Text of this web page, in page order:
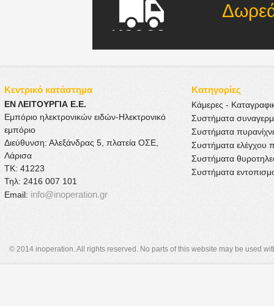
Δωρεάν
ποσού
Κεντρικό κατάστημα Κατηγορίες
ΕΝ ΛΕΙΤΟΥΡΓΙΑ Ε.Ε.
Εμπόριο ηλεκτρονικών ειδών-Ηλεκτρονικό
εμπόριο
Διεύθυνση: Αλεξάνδρας 5, πλατεία ΟΣΕ,
Λάρισα
ΤΚ: 41223
Τηλ: 2416 007 101
Email: info@inoperation.gr
Κάμερες -
Συστήματα
Συστήματα
Συστήματα ελέγχου
Συστήματα
Συστήματα
© 2014 inoperation. All rights reserved. No parts of this website may be used